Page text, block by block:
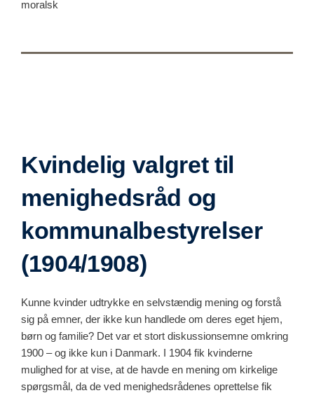
moralsk
Kvindelig valgret til
menighedsråd og
kommunalbestyrelser
(1904/1908)
Kunne kvinder udtrykke en selvstændig mening og forstå
sig på emner, der ikke kun handlede om deres eget hjem,
børn og familie? Det var et stort diskussionsemne omkring
1900 – og ikke kun i Danmark. I 1904 fik kvinderne
mulighed for at vise, at de havde en mening om kirkelige
spørgsmål, da de ved menighedsrådenes oprettelse fik